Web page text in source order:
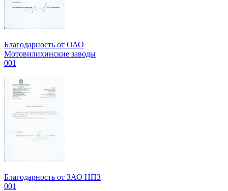
Благодарность от ОАО
Мотовилихинские заводы
001
Благодарность от ЗАО НПЗ
001